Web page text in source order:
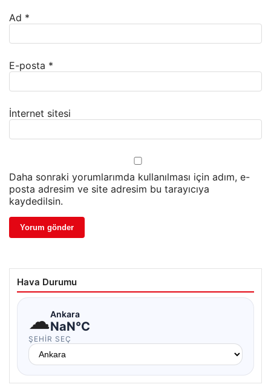
Ad *
E-posta *
İnternet sitesi
Daha sonraki yorumlarımda kullanılması için adım, e-
posta adresim ve site adresim bu tarayıcıya
kaydedilsin.
Hava Durumu
☁Ankara
NaN°C
ŞEHIR SEÇ